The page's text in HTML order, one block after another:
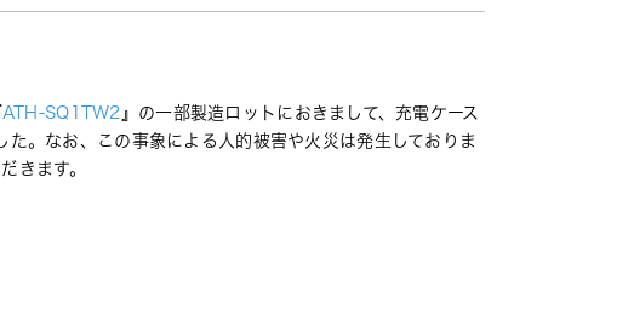
ATH-SQ1TW2 』 の一部製造ロットにおきまして、充電ケース
。 なお、この事象による人的被害や火災は発生しておりま
きます。